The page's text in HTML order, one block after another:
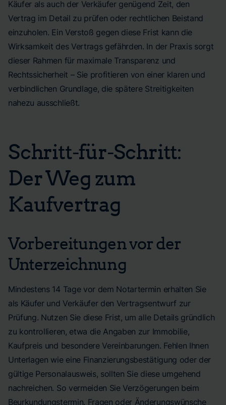
Käufer als auch der Verkäufer genügend Zeit, den
Vertrag im Detail zu prüfen oder rechtlichen Beistand
einzuholen. Ein Verstoß gegen diese Frist kann die
Wirksamkeit des Vertrags gefährden. In der Praxis sorgt
dieser Rahmen für maximale Transparenz und
Rechtssicherheit – Sie profitieren von einer klaren und
verbindlichen Grundlage, die spätere Streitigkeiten
nahezu ausschließt.
Schritt-für-Schritt:
Der Weg zum
Kaufvertrag
Vorbereitungen vor der
Unterzeichnung
Mindestens 14 Tage vor dem Notartermin erhalten Sie
als Käufer und Verkäufer den Vertragsentwurf zur
Prüfung. Nutzen Sie diese Frist, um alle Details gründlich
zu kontrollieren, etwa die Angaben zur Immobilie,
Kaufpreis und besondere Vereinbarungen. Fehlen Ihnen
Unterlagen wie eine Finanzierungsbestätigung oder der
gültige Personalausweis, sollten Sie diese umgehend
nachreichen. So vermeiden Sie Verzögerungen beim
Beurkundungstermin. Fragen oder Änderungswünsche